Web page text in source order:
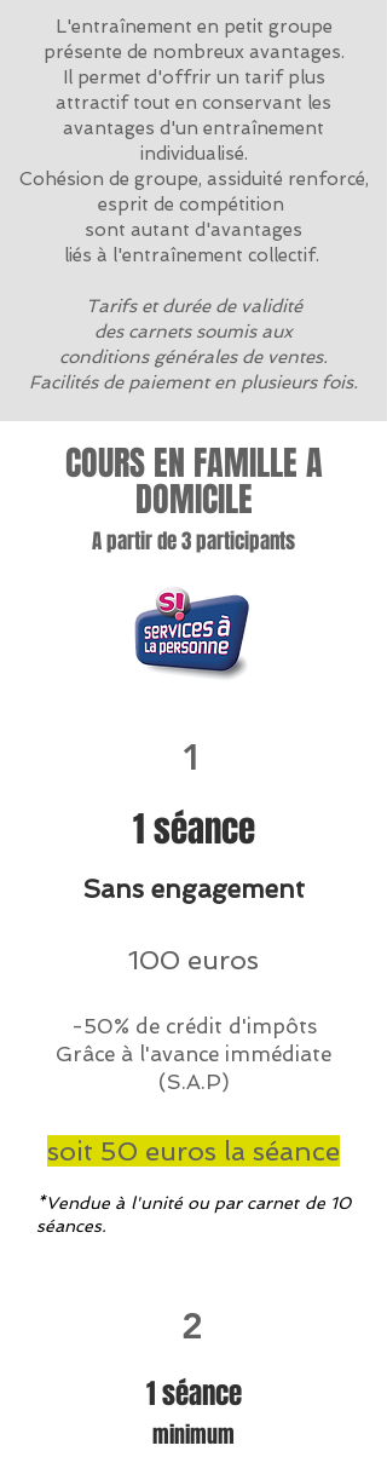
L'entraînement en petit groupe
présente de nombreux avantages.
Il permet d'offrir un tarif plus
attractif tout en conservant les
avantages d'un entraînement
individualisé.
Cohésion de groupe, assiduité renforcé,
esprit de compétition
sont autant d'avantages
liés à l'entraînement collectif.
Tarifs et durée de validité
des carnets soumis aux
conditions générales de ventes.
Facilités de paiement en plusieurs fois.
COURS EN FAMILLE A
DOMICILE
A partir de 3 participants
1
1 séance
Sans engagement
100 euros
-50% de crédit d'impôts
Grâce à l'avance immédiate
(S.A.P)
soit 50 euros la séance
*Vendue à l'unité ou par carnet de 10
séances.
2
1 séance
minimum